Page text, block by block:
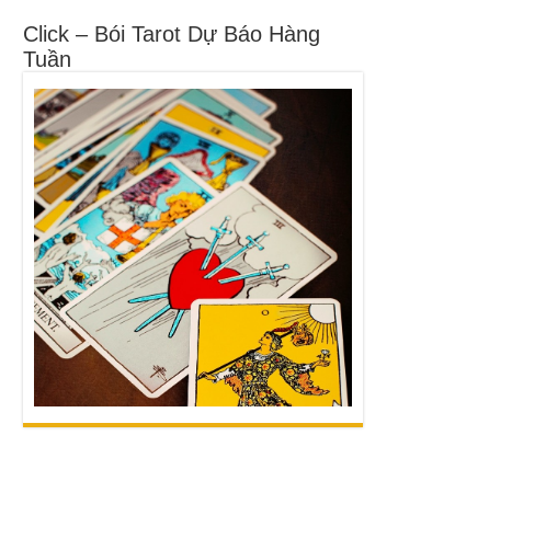
Click – Bói Tarot Dự Báo Hàng
Tuần